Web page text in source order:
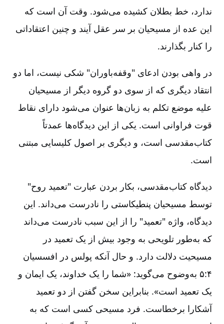
ندارد، خط بطلان کشیده می‌شود. وقت آن است که
این عده از مسیحیان بر سر عقل آیند و چنین اعتقاداتی
را کنار بگذارند.
در واهی بودن ادعای "وقفه‌باوران" شکی نیست، اما دو
انتقاد دیگری که از سوی دو گروه دیگر از مسیحیان
علیه موضع تکلم به زبان‌ها عنوان می‌شود دارای نقاط
قوت فراوانی است. یکی از این دیدگاه‌ها عمدتاً
کتاب‌مقدسی است، و دیگری بر اصول کلیسایی مبتنی
است.
دیدگاه کتاب‌مقدسی، بکار بردن عبارت "تعمید روح"
توسط مسیحیان پنطیکاستی را نادرست می‌داند. این
دیدگاه، واژه "تعمید" را از این سبب نادرست می‌داند
که به‌طور تلویحی به وجود بیش از یک تعمید در
مسیحیت دلالت دارد. و حال آنکه پولس در افسسیان
۴:‏۵ به‌وضوح می‌گوید: «شما را یک خداوند، یک ایمان و
یک تعمید است». بنابراین سخن گفتن از دو تعمید
آشکارا برخطاست. فرد مسیحی کسی است که به